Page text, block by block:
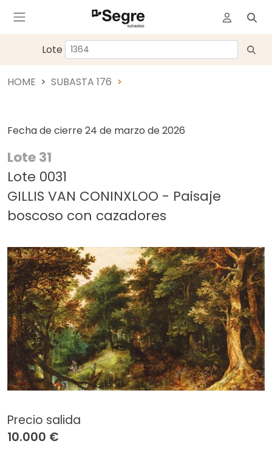
Lote
HOME SUBASTA 176
Fecha de cierre 24 de marzo de 2026
Lote 31
Lote 0031
GILLIS VAN CONINXLOO - Paisaje
boscoso con cazadores
Precio salida
10.000 €